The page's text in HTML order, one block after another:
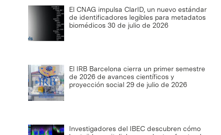
El CNAG impulsa ClarID, un nuevo estándar
de identificadores legibles para metadatos
biomédicos 30 de julio de 2026
El IRB Barcelona cierra un primer semestre
de 2026 de avances científicos y
proyección social 29 de julio de 2026
Investigadores del IBEC descubren cómo